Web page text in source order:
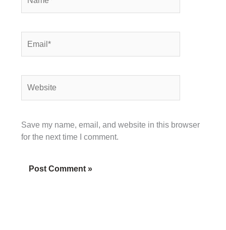
Save my name, email, and website in this browser
for the next time I comment.